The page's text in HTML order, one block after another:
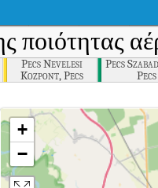
ποιότητας
Pecs Nevelesi
Kozpont, Pecs
Pecs
Pecs
+
−